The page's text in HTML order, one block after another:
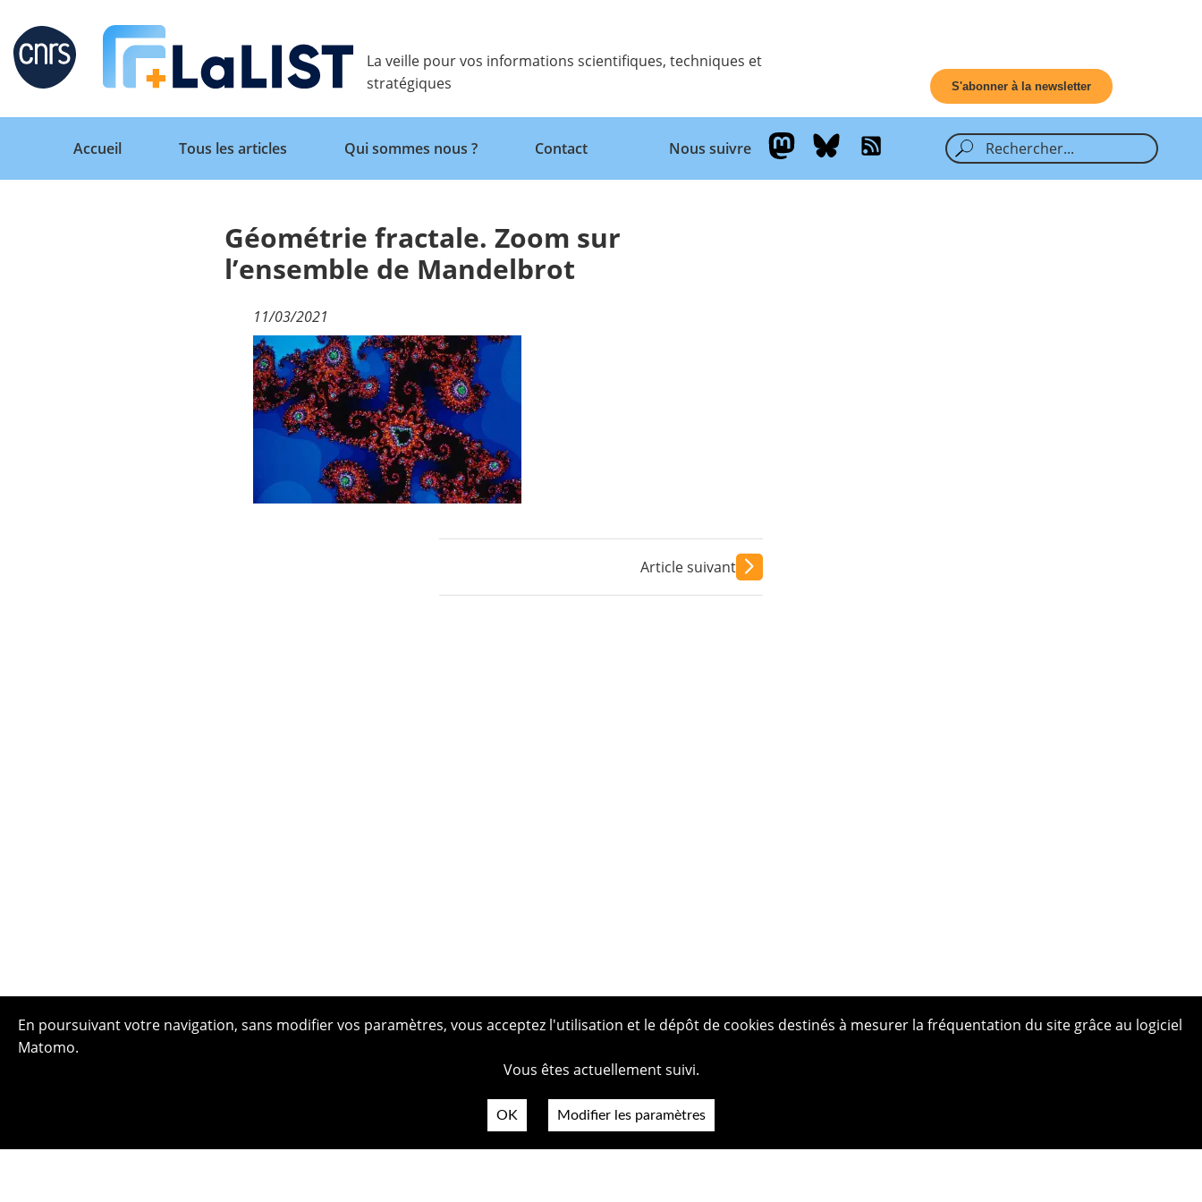
Retour
La veille pour vos informations scientifiques, techniques et
stratégiques
S'abonner à la newsletter
Retour
Accueil
Tous les articles Qui sommes nous ? Contact Nous suivre
Géométrie fractale. Zoom sur
l’ensemble de Mandelbrot
11/03/2021
Article suivant
En poursuivant votre navigation, sans modifier vos paramètres, vous acceptez l'utilisation et le dépôt de cookies destinés à mesurer la fréquentation du site grâce au logiciel
Matomo.
Vous êtes actuellement suivi.
OK Modifier les paramètres